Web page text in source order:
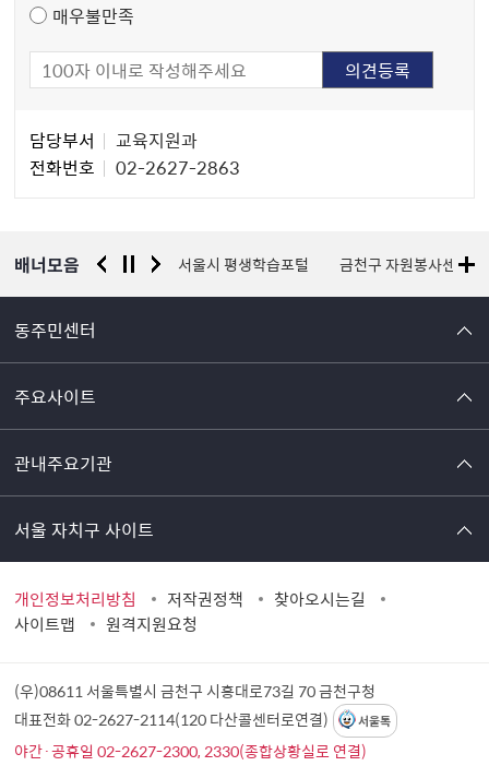
매우불만족
자
담당부서
교육지원과
전화번호
02-2627-2863
배너모음
경찰청 유실물 통합포털 서울시 평생학습포털 금천구 자원봉사센터
동주민센터
주요사이트
관내주요기관
서울 자치구 사이트
개인정보처리방침 저작권정책
찾아오시는길
사이트맵
원격지원요청
(우)08611 서울특별시 금천구 시흥대로73길 70금천구청
대표전화 02-2627-2114(120 다산콜센터로연결)
서울톡
야간·공휴일 02-2627-2300, 2330(종합상황실로 연결)